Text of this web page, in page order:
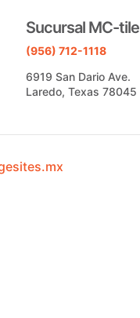
Sucursal MC-tile
(956) 712-1118
6919 San Dario Ave.
Laredo, Texas 78045